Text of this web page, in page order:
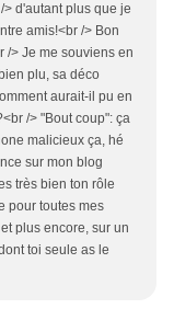
d'autant plus que je
amis!<br /> Bon
/> Je me souviens en
plu, sa déco
aurait-il pu en
/> "Bout coup": ça
malicieux ça, hé
sur mon blog
très bien ton rôle
pour toutes mes
plus encore, sur un
toi seule as le